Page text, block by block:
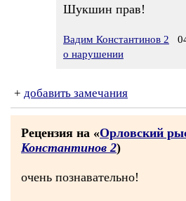
Шукшин прав!
Вадим Константинов 2
о нарушении
+ добавить замечания
Рецензия на «Орловский
Константинов 2)
очень познавательно!